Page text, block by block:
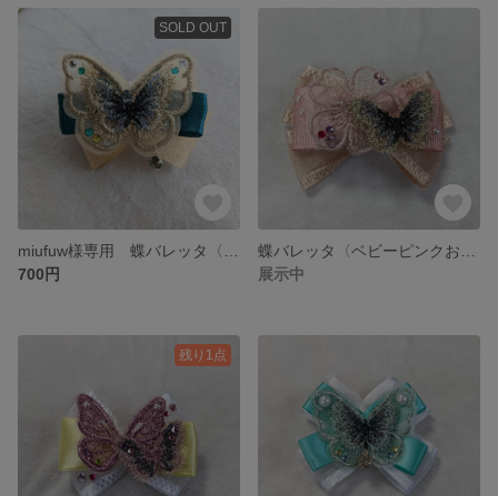
SOLD OUT
700円
展示中
残り1点